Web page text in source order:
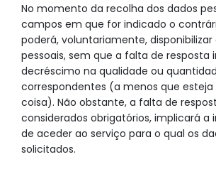
No momento da recolha dos dados
campos em que for indicado o
poderá, voluntariamente, disponibilizar
pessoais, sem que a falta de resposta
decréscimo na qualidade ou
correspondentes (a menos que
coisa). Não obstante, a falta de
considerados obrigatórios, implicará a
de aceder ao serviço para o qual os
solicitados.